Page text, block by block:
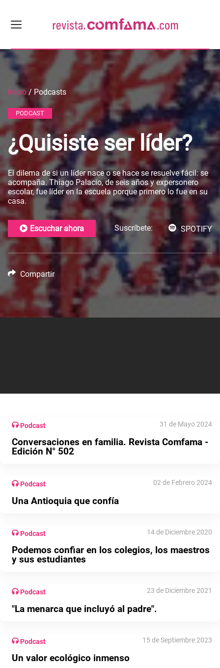
Inicio / Podcasts
PODCAST
¿Quisiste ser líder?
El dilema de si un líder nace o se hace se resuelve fácil: se
acompaña. Thiago Palacio, de seis años y expersonero
escolar, fue líder en la escuela porque primero lo fue en su
casa.
Escuchar ahora Suscríbete: SPOTIFY
Compartir
Podcast 31 de Mayo 2024
Conversaciones en familia. Revista Comfama -
Edición N° 502
Podcast 02 de Febrero 2024
Una Antioquia que confía
Podcast 14 de Diciembre 2020
Podemos confiar en los colegios, los maestros
y sus estudiantes
Podcast 23 de Diciembre 2021
"La menarca que incluyó al padre".
Podcast 15 de Septiembre 2023
Un valor ecológico inmenso